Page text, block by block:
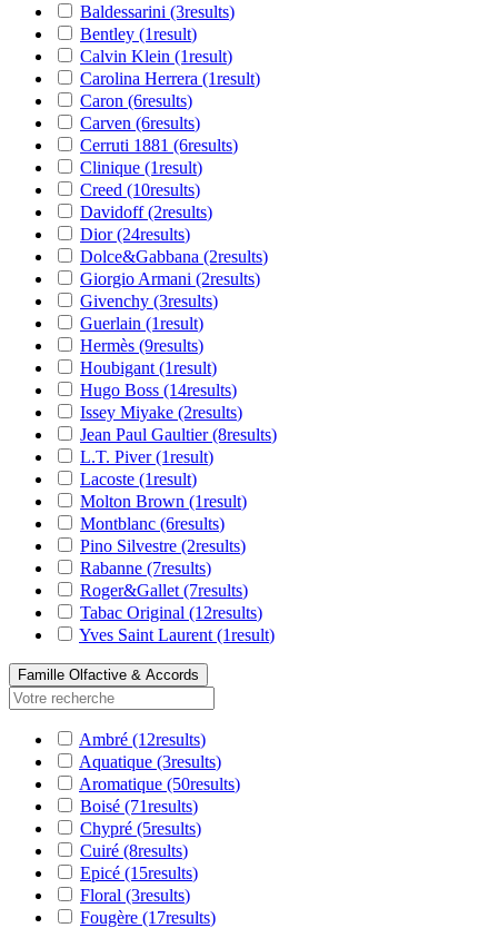
Baldessarini (3results)
Bentley (1result)
Calvin Klein (1result)
Carolina Herrera (1result)
Caron (6results)
Carven (6results)
Cerruti 1881 (6results)
Clinique (1result)
Creed (10results)
Davidoff(2results)
Dior(24results)
Dolce&Gabbana (2results)
Giorgio Armani (2results)
Givenchy (3results)
Guerlain (1result)
Hermès (9results)
Houbigant (1result)
Hugo Boss (14results)
Issey Miyake (2results)
Jean Paul Gaultier(8results)
L.T. Piver(1result)
Lacoste (1result)
Molton Brown (1result)
Montblanc (6results)
Pino Silvestre (2results)
Rabanne (7results)
Roger&Gallet (7results)
Tabac Original (12results)
Yves Saint Laurent (1result)
Famille Olfactive & Accords
Ambré (12results)
Aquatique (3results)
Aromatique (50results)
Boisé (71results)
Chypré (5results)
Cuiré (8results)
Epicé (15results)
Floral (3results)
Fougère (17results)